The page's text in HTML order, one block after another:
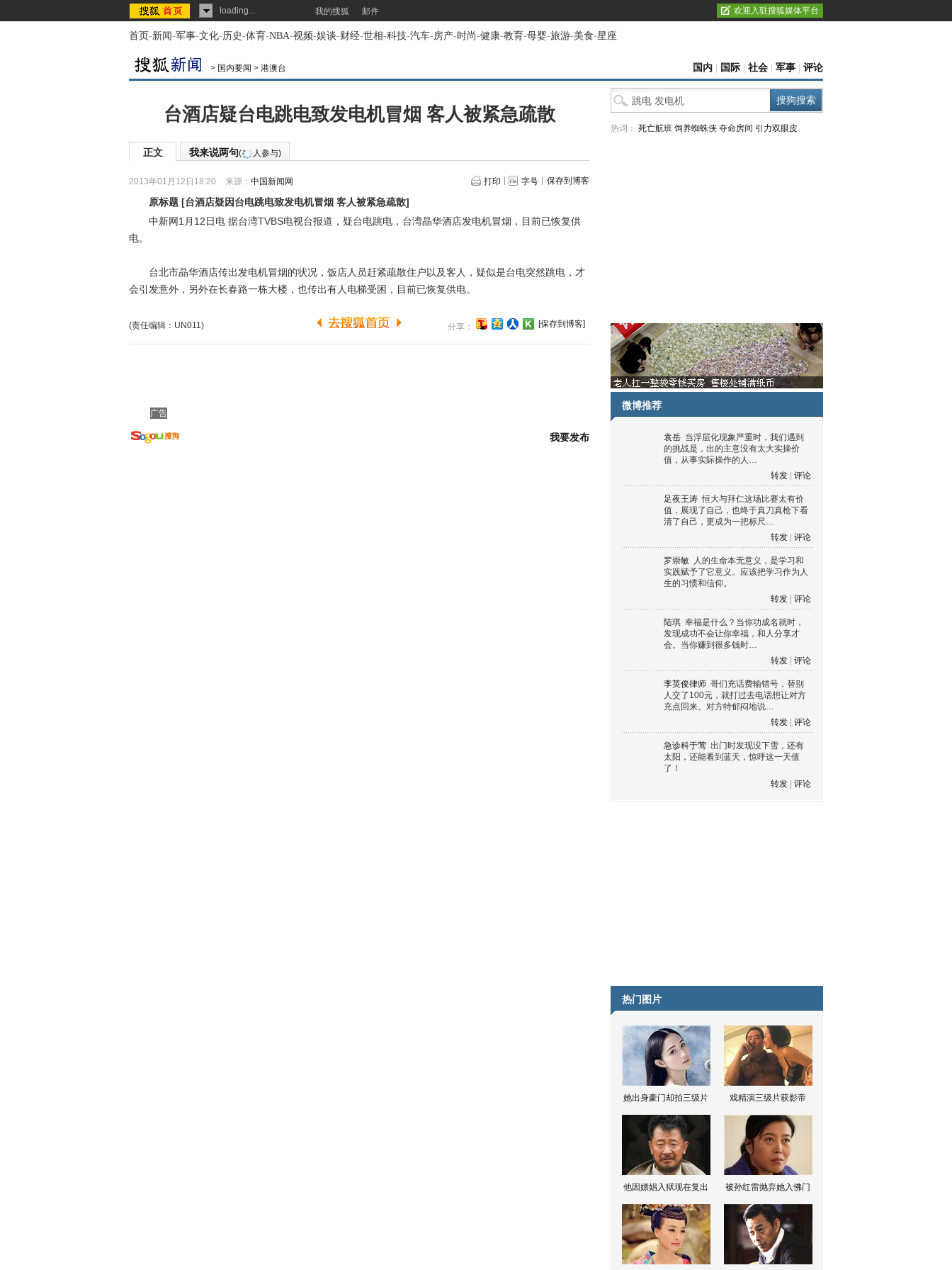
loading... 我的搜狐 邮件 欢迎入驻搜狐媒体平台
首页-新闻-军事-文化-历史-体育-NBA-视频-娱谈-财经-世相-科技-汽车-房产-时尚-健康-教育-母婴-旅游-美食-星座
> 国内要闻 > 港澳台 国内 国际 社会 军事 评论
台酒店疑台电跳电致发电机冒烟 客人被紧急疏散
正文 我来说两句( 人参与)
2013年01月12日18:20 来源： 中国新闻网 打印 字号 保存到博客
原标题 [台酒店疑因台电跳电致发电机冒烟 客人被紧急疏散]
中新网1月12日电 据台湾TVBS电视台报道，疑台电跳电，台湾晶华酒店发电机冒烟，目前已恢复供
电。
台北市晶华酒店传出发电机冒烟的状况，饭店人员赶紧疏散住户以及客人，疑似是台电突然跳电，才
会引发意外，另外在长春路一栋大楼，也传出有人电梯受困，目前已恢复供电。
(责任编辑：UN011) 分享： [保存到博客]
广告
我要发布
热词： 死亡航班 饲养蜘蛛侠 夺命房间 引力双眼皮
微博推荐
袁岳 当浮层化现象严重时，我们遇到
的挑战是，出的主意没有太大实操价
值，从事实际操作的人…
转发
评论
足夜王涛 恒大与拜仁这场比赛太有价
值，展现了自己，也终于真刀真枪下看
清了自己，更成为一把标尺…
转发
评论
罗崇敏 人的生命本无意义，是学习和
实践赋予了它意义。应该把学习作为人
生的习惯和信仰。
转发
评论
陆琪 幸福是什么？当你功成名就时，
发现成功不会让你幸福，和人分享才
会。当你赚到很多钱时…
转发
评论
李英俊律师 哥们充话费输错号，替别
人交了100元，就打过去电话想让对方
充点回来。对方特郁闷地说…
转发
评论
急诊科于莺 出门时发现没下雪，还有
太阳，还能看到蓝天，惊呼这一天值
了！
转发
评论
热门图片
她出身豪门却拍三级片 戏精演三级片获影帝
他因嫖娼入狱现在复出 被孙红雷抛弃她入佛门